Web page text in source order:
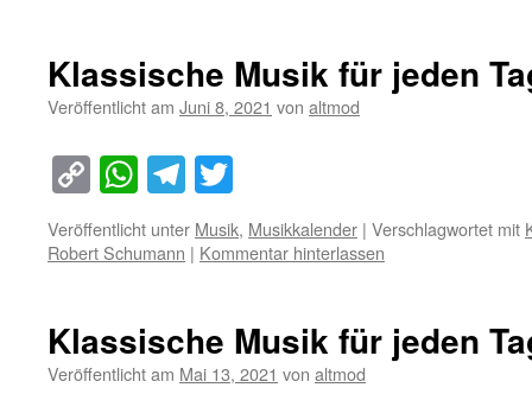
Klassische Musik für jeden
Veröffentlicht am Juni 8, 2021 von altmod
Copy
Link
WhatsApp
Telegram
Veröffentlicht unter Musik, Musikkalender | Verschlagwortet mit
Robert Schumann | Kommentar hinterlassen
Klassische Musik für jeden
Veröffentlicht am Mai 13, 2021 von altmod